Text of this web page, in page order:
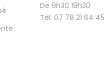
De 9h30 19h30
Tél: 07 78 21 64 45